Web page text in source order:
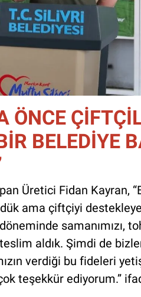
ÖNCE
BELEDİYE
Üretici Fidan Kayran,
ama çiftçiyi
samanımızı,
aldık. Şimdi de
verdiği bu fideleri
teşekkür ediyorum.”